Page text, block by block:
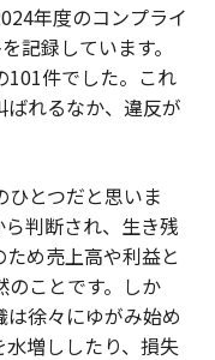
年度のコンプライ
記録しています。
101件でした。これ
れるなか、違反が
ひとつだと思いま
判断され、生き残
め売上高や利益と
のことです。しか
徐々にゆがみ始め
増ししたり、損失